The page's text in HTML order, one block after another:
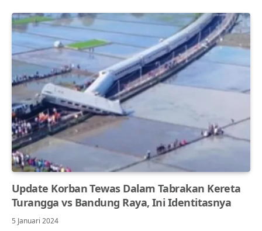
Update Korban Tewas Dalam Tabrakan Kereta
Turangga vs Bandung Raya, Ini Identitasnya
5 Januari 2024